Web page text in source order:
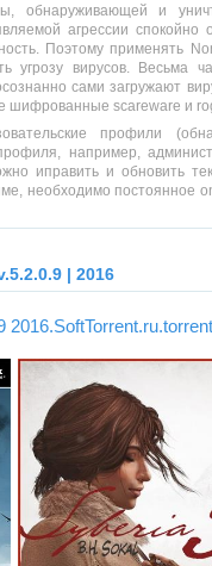
обнаруживающей и
агрессии
Поэтому применять
угрозу вирусов. Весьма
сами загружают
шифрованные scareware и
профили
например,
иправить и обновить
необходимо постоянное
| 2016
2016.SoftTorrent.ru.torrent